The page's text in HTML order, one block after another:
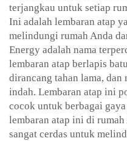
terjangkau untuk setiap
Ini adalah lembaran atap
melindungi rumah Anda
Energy adalah nama
lembaran atap berlapis
dirancang tahan lama, dan
indah. Lembaran atap ini
cocok untuk berbagai
lembaran atap ini di
sangat cerdas untuk